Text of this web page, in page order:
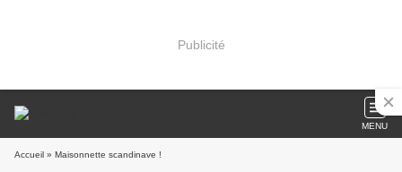
Publicité
MENU
Accueil » Maisonnette scandinave !